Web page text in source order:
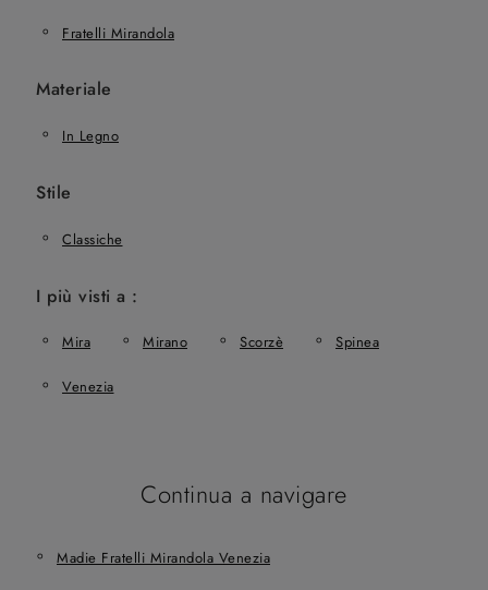
Fratelli Mirandola
Materiale
In Legno
Stile
Classiche
I più visti a :
Mira Mirano Scorzè Spinea
Venezia
Continua a navigare
Madie Fratelli Mirandola Venezia